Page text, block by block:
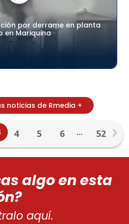
por derrame en planta
en Mariquina
noticias de Rmedia +
4 5 6 … 52
algo en esta
aquí.